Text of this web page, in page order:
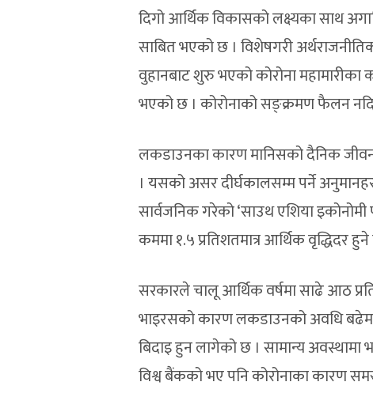
दिगो आर्थिक विकासको लक्ष्यका साथ
साबित भएको छ । विशेषगरी
वुहानबाट शुरु भएको कोरोना महामारीका
भएको छ । कोरोनाको सङ्क्रमण फैलन
लकडाउनका कारण मानिसको दैनिक
। यसको असर दीर्घकालसम्म पर्ने
सार्वजनिक गरेको ‘साउथ एशिया
कममा १.५ प्रतिशतमात्र आर्थिक वृद्धिदर
सरकारले चालू आर्थिक वर्षमा साढे आठ
भाइरसको कारण लकडाउनको अवधि
बिदाइ हुन लागेको छ । सामान्य
विश्व बैंकको भए पनि कोरोनाका कारण